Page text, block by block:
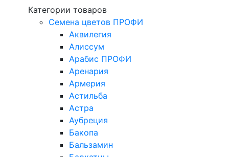
Категории товаров
Cемена цветов ПРОФИ
Аквилегия
Алиссум
Арабис ПРОФИ
Аренария
Армерия
Астильба
Астра
Аубреция
Бакопа
Бальзамин